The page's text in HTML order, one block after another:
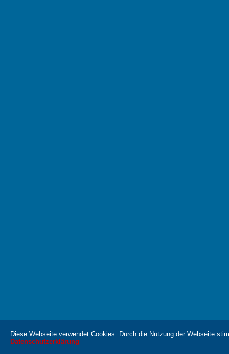
Diese Webseite verwendet Cookies. Durch die Nutzung der Webseite
Datenschutzerklärung